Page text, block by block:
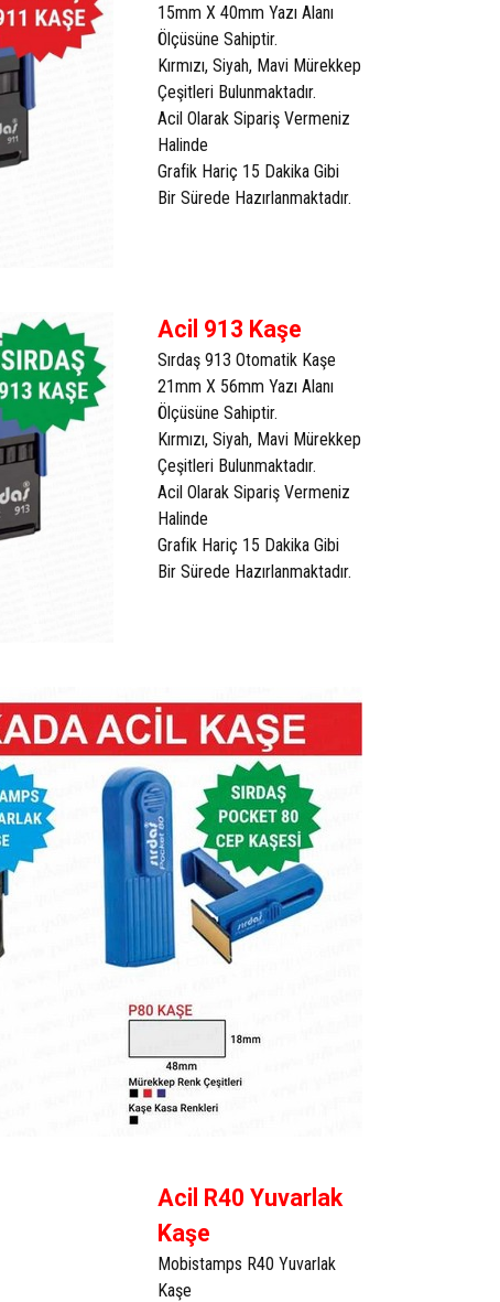
15mm X 40mm Yazı Alanı
Ölçüsüne Sahiptir.
Kırmızı, Siyah, Mavi Mürekkep
Çeşitleri Bulunmaktadır.
Acil Olarak Sipariş Vermeniz
Halinde
Grafik Hariç 15 Dakika Gibi
Bir Sürede Hazırlanmaktadır.
Acil 913 Kaşe
Sırdaş 913 Otomatik Kaşe
21mm X 56mm Yazı Alanı
Ölçüsüne Sahiptir.
Kırmızı, Siyah, Mavi Mürekkep
Çeşitleri Bulunmaktadır.
Acil Olarak Sipariş Vermeniz
Halinde
Grafik Hariç 15 Dakika Gibi
Bir Sürede Hazırlanmaktadır.
Acil R40 Yuvarlak
Kaşe
Mobistamps R40 Yuvarlak
Kaşe